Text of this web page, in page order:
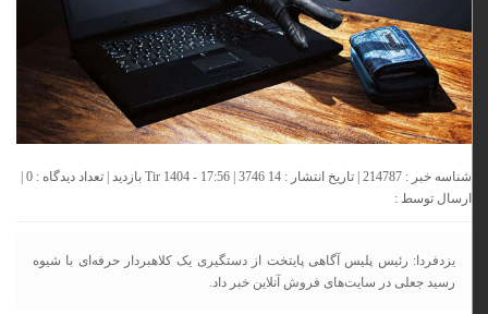
شناسه خبر : 214787 | تاریخ انتشار : 14 Tir 1404 - 17:56 | 3746 بازدید | تعداد دیدگاه : 0
|
ارسال توسط :
یزدفردا: رئیس پلیس آگاهی پایتخت از دستگیری یک کلاهبردار حرفه‌ای با شیوه
رسید جعلی در سایت‌های فروش آنلاین خبر داد.